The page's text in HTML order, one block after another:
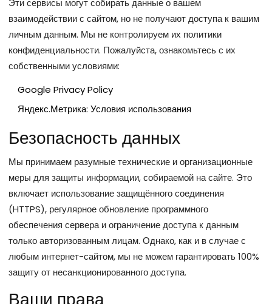
Эти сервисы могут собирать данные о вашем
взаимодействии с сайтом, но не получают доступа к вашим
личным данным. Мы не контролируем их политики
конфиденциальности. Пожалуйста, ознакомьтесь с их
собственными условиями:
Google Privacy Policy
Яндекс.Метрика: Условия использования
Безопасность данных
Мы принимаем разумные технические и организационные
меры для защиты информации, собираемой на сайте. Это
включает использование защищённого соединения
(HTTPS), регулярное обновление программного
обеспечения сервера и ограничение доступа к данным
только авторизованным лицам. Однако, как и в случае с
любым интернет-сайтом, мы не можем гарантировать 100%
защиту от несанкционированного доступа.